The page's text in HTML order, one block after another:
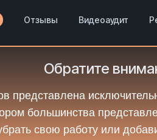
Отзывы Видеоаудит
Обратите
представлена
большинства
свою работу или